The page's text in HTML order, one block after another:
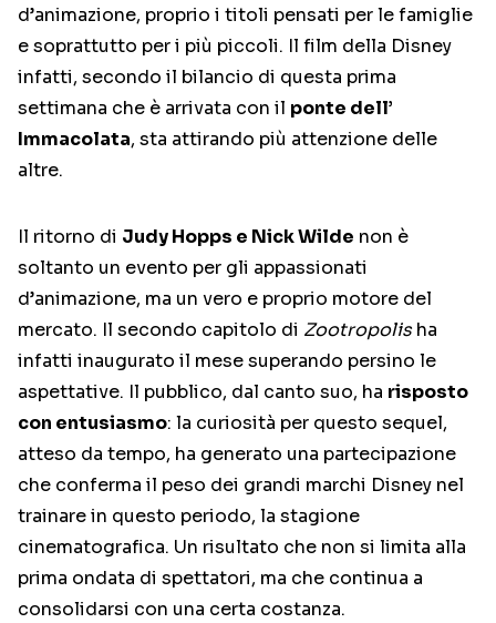
d’animazione, proprio i titoli pensati per le famiglie
e soprattutto per i più piccoli. Il film della Disney
infatti, secondo il bilancio di questa prima
settimana che è arrivata con il ponte dell’
Immacolata, sta attirando più attenzione delle
altre.
Il ritorno di Judy Hopps e Nick Wilde non è
soltanto un evento per gli appassionati
d’animazione, ma un vero e proprio motore del
mercato. Il secondo capitolo di Zootropolisha
infatti inaugurato il mese superando persino le
aspettative. Il pubblico, dal canto suo, ha risposto
con entusiasmo: la curiosità per questo sequel,
atteso da tempo, ha generato una partecipazione
che conferma il peso dei grandi marchi Disney nel
trainare in questo periodo, la stagione
cinematografica. Un risultato che non si limita alla
prima ondata di spettatori, ma che continua a
consolidarsi con una certa costanza.